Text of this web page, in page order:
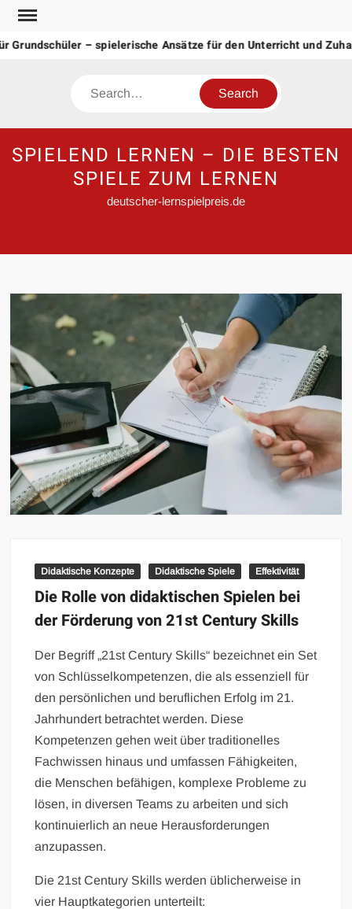
Skip
content
– spielerische Ansätze für den Unterricht und Zuhause
Search
SPIELEND LERNEN – DIE BESTEN
SPIELE ZUM LERNEN
deutscher-lernspielpreis.de
Didaktische Konzepte Didaktische Spiele Effektivität
Die Rolle von didaktischen Spielen bei
der Förderung von 21st Century Skills
Der Begriff „21st Century Skills“ bezeichnet ein Set
von Schlüsselkompetenzen, die als essenziell für
den persönlichen und beruflichen Erfolg im 21.
Jahrhundert betrachtet werden. Diese
Kompetenzen gehen weit über traditionelles
Fachwissen hinaus und umfassen Fähigkeiten,
die Menschen befähigen, komplexe Probleme zu
lösen, in diversen Teams zu arbeiten und sich
kontinuierlich an neue Herausforderungen
anzupassen.
Die 21st Century Skills werden üblicherweise in
vier Hauptkategorien unterteilt: